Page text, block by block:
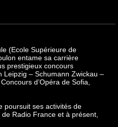
(Ecole Supérieure de
entame sa carrière
prestigieux concours
Leipzig – Schumann Zwickau –
d’Opéra de Sofia,
poursuit ses activités de
Radio France et à présent,